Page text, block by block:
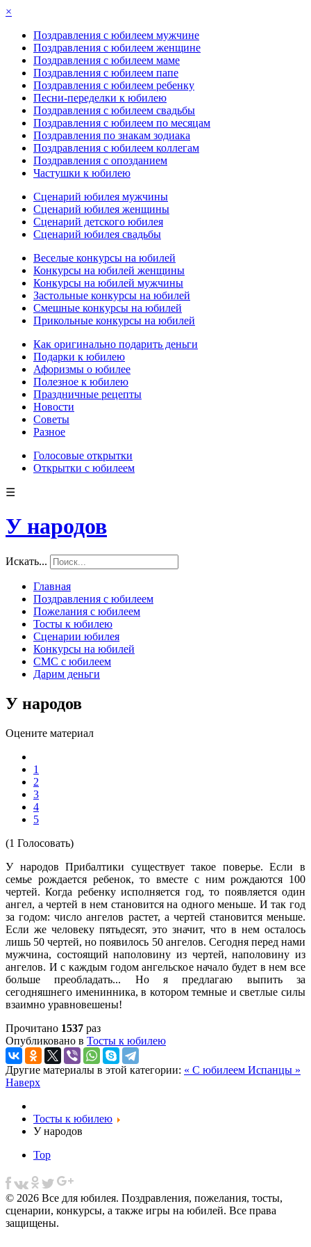
×
Поздравления с юбилеем мужчине
Поздравления с юбилеем женщине
Поздравления с юбилеем маме
Поздравления с юбилеем папе
Поздравления с юбилеем ребенку
Песни-переделки к юбилею
Поздравления с юбилеем свадьбы
Поздравления с юбилеем по месяцам
Поздравления по знакам зодиака
Поздравления с юбилеем коллегам
Поздравления с опозданием
Частушки к юбилею
Сценарий юбилея мужчины
Сценарий юбилея женщины
Сценарий детского юбилея
Сценарий юбилея свадьбы
Веселые конкурсы на юбилей
Конкурсы на юбилей женщины
Конкурсы на юбилей мужчины
Застольные конкурсы на юбилей
Смешные конкурсы на юбилей
Прикольные конкурсы на юбилей
Как оригинально подарить деньги
Подарки к юбилею
Афоризмы о юбилее
Полезное к юбилею
Праздничные рецепты
Новости
Советы
Разное
Голосовые открытки
Открытки с юбилеем
☰
У народов
Искать...
Главная
Поздравления с юбилеем
Пожелания с юбилеем
Тосты к юбилею
Сценарии юбилея
Конкурсы на юбилей
СМС с юбилеем
Дарим деньги
У народов
Оцените материал
1
2
3
4
5
(1 Голосовать)
У народов Прибалтики существует такое поверье. Если в
семье рождается ребенок, то вместе с ним рождаются 100
чертей. Когда ребенку исполняется год, то появляется один
ангел, а чертей в нем становится на одного меньше. И так год
за годом: число ангелов растет, а чертей становится меньше.
Если же человеку пятьдесят, это значит, что в нем осталось
лишь 50 чертей, но появилось 50 ангелов. Сегодня перед нами
мужчина, состоящий наполовину из чертей, наполовину из
ангелов. И с каждым годом ангельское начало будет в нем все
больше преобладать... Hо я предлагаю выпить за
сегодняшнего именинника, в котором темные и светлые силы
взаимно уравновешены!
Прочитано 1537 раз
Опубликовано в Тосты к юбилею
Другие материалы в этой категории: « С юбилеем Испанцы »
Наверх
Тосты к юбилею
У народов
Top
© 2026 Все для юбилея. Поздравления, пожелания, тосты,
сценарии, конкурсы, а также игры на юбилей. Все права
защищены.